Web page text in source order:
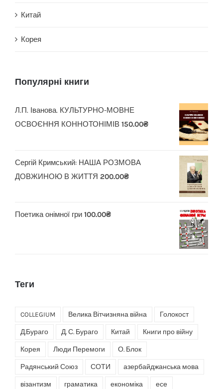
Китай
Корея
Популярні книги
Л.П. Іванова. КУЛЬТУРНО-МОВНЕ
ОСВОЄННЯ КОННОТОНІМІВ 150.00₴
Сергій Кримський: НАША РОЗМОВА
ДОВЖИНОЮ В ЖИТТЯ 200.00₴
Поетика онімної гри 100.00₴
Теги
COLLEGIUM Велика Вітчизняна війна Голокост
Д.Бураго Д. С. Бураго Китай Книги про війну
Корея Люди Перемоги О. Блок
Радянський Союз СОТИ азербайджанська мова
візантизм граматика економіка есе